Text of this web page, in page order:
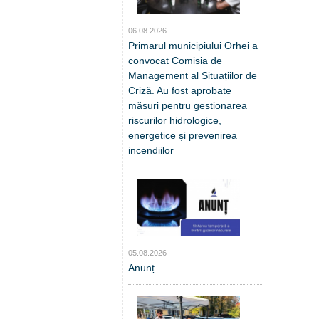
06.08.2026
Primarul municipiului Orhei a
convocat Comisia de
Management al Situațiilor de
Criză. Au fost aprobate
măsuri pentru gestionarea
riscurilor hidrologice,
energetice și prevenirea
incendiilor
05.08.2026
Anunț